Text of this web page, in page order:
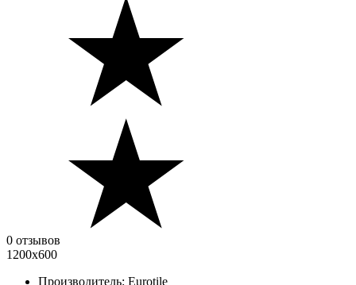
0 отзывов
1200х600
Производитель: Eurotile